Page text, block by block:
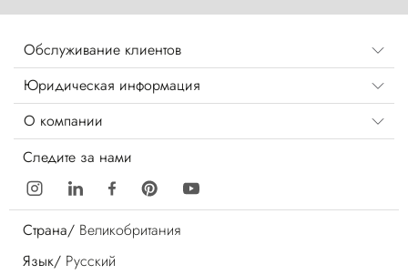
Обслуживание клиентов
Юридическая информация
О компании
Следите за нами
Страна/ Великобритания
Язык/ Русский